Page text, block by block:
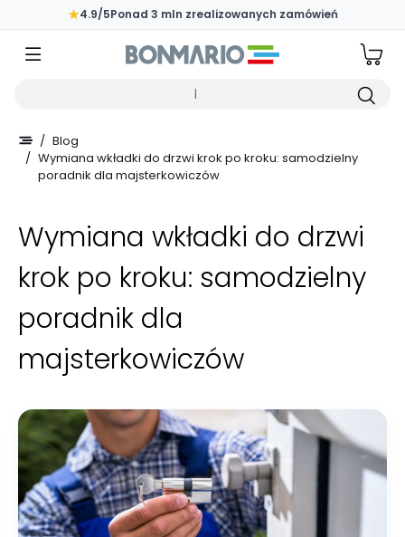
Przejdź do głównej zawartości strony
★4.9/5Ponad 3 mln zrealizowanych zamówień
/ Blog
/ Wymiana wkładki do drzwi krok po kroku: samodzielny
poradnik dla majsterkowiczów
Wymiana wkładki do drzwi
krok po kroku: samodzielny
poradnik dla
majsterkowiczów